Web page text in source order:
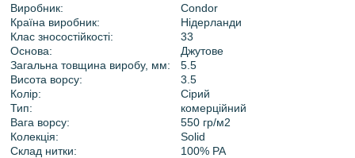
Виробник:
Condor
Країна виробник:
Нідерланди
Клас зносостійкості:
33
Основа:
Джутове
Загальна товщина виробу, мм:
5.5
Висота ворсу:
3.5
Колір:
Сірий
Тип:
комерційний
Вага ворсу:
550 гр/м2
Колекція:
Solid
Склад нитки:
100% PA